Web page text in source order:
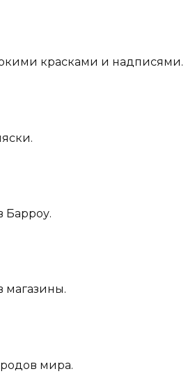
красками и надписями.
Барроу.
магазины.
мира.